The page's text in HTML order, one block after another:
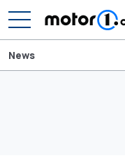
News